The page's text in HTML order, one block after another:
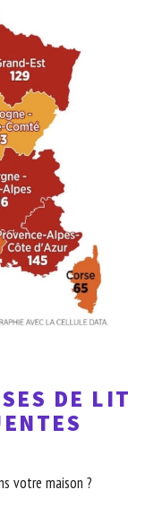
DE LIT
votre maison ?